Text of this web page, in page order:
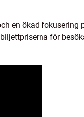
en ökad fokusering
för